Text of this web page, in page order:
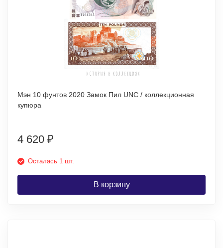
Мэн 10 фунтов 2020 Замок Пил UNC / коллекционная
купюра
4 620 ₽
Осталась 1 шт.
В корзину